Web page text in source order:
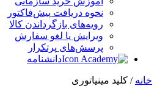
نحوه دریافت پیش‌فاکتور
رویه‌های بازگرداندن کالا
ویرایش یا لغو سفارش
پرسش‌های پرتکرار
دانشنامه
خانه / کلید مینیاتوری